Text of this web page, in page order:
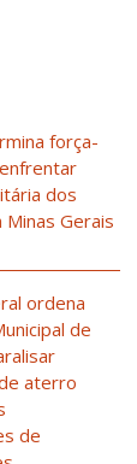
força-
dos
Minas Gerais
ordena
de
aterro
de